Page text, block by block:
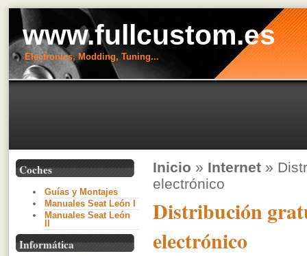
www.fullcustom.es
Electronics, Modding, Tuning...
Coches
Guías y Montajes
Manuales Seat León I
Manuales Seat León
Informática
Inicio » Internet »
electrónico
Distribución
electrónico